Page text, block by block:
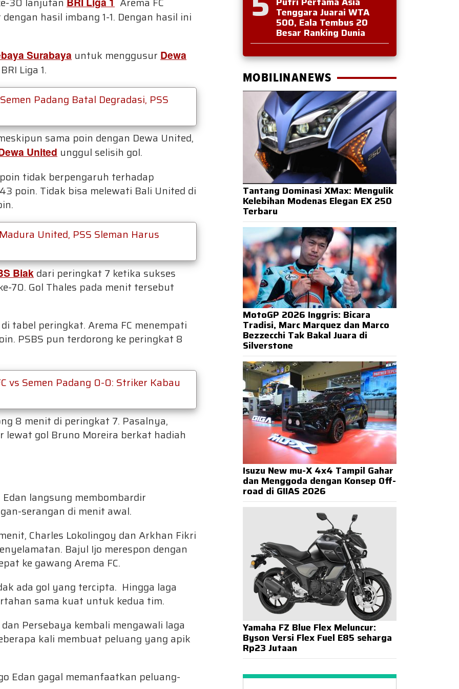
hasil imbang 1-1. Dengan hasil ini
Surabaya untuk menggusur Dewa
Liga 1.
Padang Batal Degradasi, PSS
sama poin dengan Dewa United,
United unggul selisih gol.
tidak berpengaruh terhadap
poin. Tidak bisa melewati Bali United di
United, PSS Sleman Harus
Biak dari peringkat 7 ketika sukses
70. Gol Thales pada menit tersebut
tabel peringkat. Arema FC menempati
PSBS pun terdorong ke peringkat 8
vs Semen Padang 0-0: Striker Kabau
8 menit di peringkat 7. Pasalnya,
lewat gol Bruno Moreira berkat hadiah
langsung membombardir
serangan di menit awal.
Charles Lokolingoy dan Arkhan Fikri
Bajul Ijo merespon dengan
ke gawang Arema FC.
ada gol yang tercipta. Hingga laga
sama kuat untuk kedua tim.
Persebaya kembali mengawali laga
kali membuat peluang yang apik
Edan gagal memanfaatkan peluang-
Tenggara Juarai WTA
500, Eala Tembus 20
Besar Ranking Dunia
MOBILINANEWS
Tantang Dominasi XMax: Mengulik
Kelebihan Modenas Elegan EX 250
Terbaru
MotoGP 2026 Inggris: Bicara
Tradisi, Marc Marquez dan Marco
Bezzecchi Tak Bakal Juara di
Silverstone
Isuzu New mu-X 4x4 Tampil Gahar
dan Menggoda dengan Konsep Off-
road di GIIAS 2026
Yamaha FZ Blue Flex Meluncur:
Byson Versi Flex Fuel E85 seharga
Rp23 Jutaan